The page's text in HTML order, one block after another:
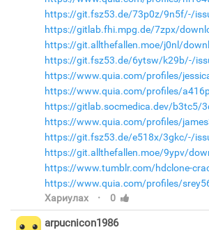
https://git.fsz53.de/73p0z/9n5f/-/
https://gitlab.fhi.mpg.de/7zpx/
https://git.allthefallen.moe/j0nl/
https://git.fsz53.de/6ytsw/k29b/-/
https://www.quia.com/profiles/
https://www.quia.com/profiles/
https://gitlab.socmedica.dev/b3tc5/
https://www.quia.com/profiles/
https://git.fsz53.de/e518x/3gkc/-/
https://git.allthefallen.moe/9ypv/
https://www.tumblr.com/hdclone-
https://www.quia.com/profiles/
Хариулах · 0
arpucnicon1986